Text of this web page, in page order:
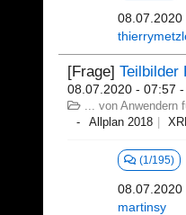
08.07.2020
[Frage] Teilbilder
08.07.2020 - 07:57 -
... von Anwendern
Allplan 2018
(1/195)
08.07.2020
martinsy